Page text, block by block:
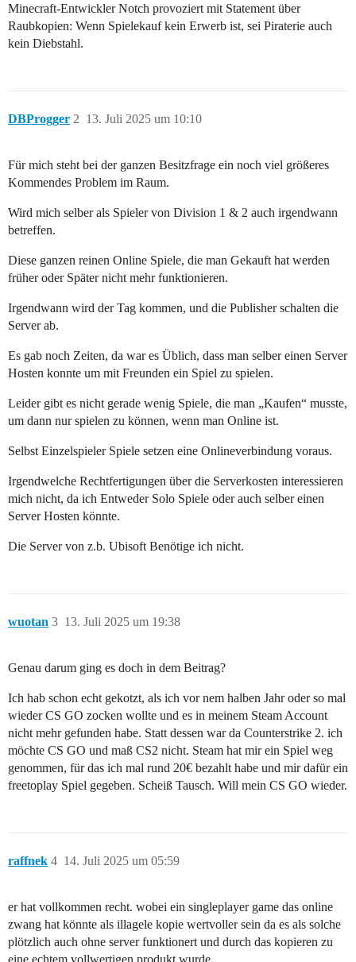
Minecraft-Entwickler Notch provoziert mit Statement über
Raubkopien: Wenn Spielekauf kein Erwerb ist, sei Piraterie auch
kein Diebstahl.
DBProgger 13. Juli 2025 um 10:10
2
Für mich steht bei der ganzen Besitzfrage ein noch viel größeres
Kommendes Problem im Raum.
Wird mich selber als Spieler von Division 1 & 2 auch irgendwann
betreffen.
Diese ganzen reinen Online Spiele, die man Gekauft hat werden
früher oder Später nicht mehr funktionieren.
Irgendwann wird der Tag kommen, und die Publisher schalten die
Server ab.
Es gab noch Zeiten, da war es Üblich, dass man selber einen Server
Hosten konnte um mit Freunden ein Spiel zu spielen.
Leider gibt es nicht gerade wenig Spiele, die man „Kaufen“ musste,
um dann nur spielen zu können, wenn man Online ist.
Selbst Einzelspieler Spiele setzen eine Onlineverbindung voraus.
Irgendwelche Rechtfertigungen über die Serverkosten interessieren
mich nicht, da ich Entweder Solo Spiele oder auch selber einen
Server Hosten könnte.
Die Server von z.b. Ubisoft Benötige ich nicht.
wuotan 13. Juli 2025 um 19:38
3
Genau darum ging es doch in dem Beitrag?
Ich hab schon echt gekotzt, als ich vor nem halben Jahr oder so mal
wieder CS GO zocken wollte und es in meinem Steam Account
nicht mehr gefunden habe. Statt dessen war da Counterstrike 2. ich
möchte CS GO und maß CS2 nicht. Steam hat mir ein Spiel weg
genommen, für das ich mal rund 20€ bezahlt habe und mir dafür ein
freetoplay Spiel gegeben. Scheiß Tausch. Will mein CS GO wieder.
raffnek 14. Juli 2025 um 05:59
4
er hat vollkommen recht. wobei ein singleplayer game das online
zwang hat könnte als illagele kopie wertvoller sein da es als solche
plötzlich auch ohne server funktionert und durch das kopieren zu
eine echtem vollwertigen produkt wurde.